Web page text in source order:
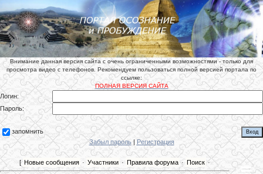
Внимание данная версия сайта с очень ограниченными возможностями - только для
просмотра видео с телефонов. Рекомендуем пользоваться полной версией портала по
ссылке:
ПОЛНАЯ ВЕРСИЯ САЙТА
Логин:
Пароль:
запомнить
Забыл пароль| Регистрация
[ Новые сообщения · Участники · Правила форума · Поиск·